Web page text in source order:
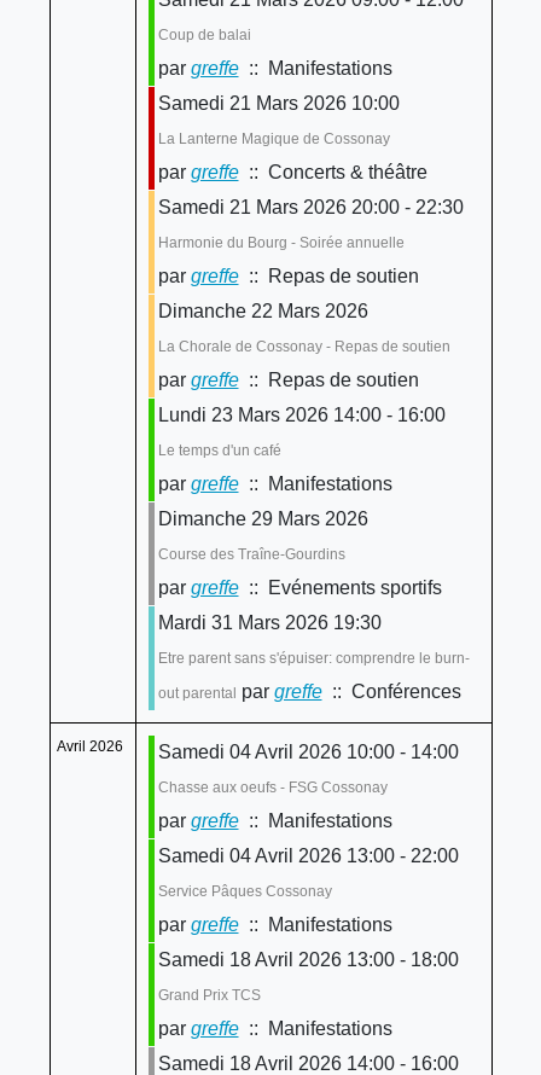
Coup de balai
par greffe:: Manifestations
Samedi 21 Mars 2026 10:00
La Lanterne Magique de Cossonay
par greffe:: Concerts & théâtre
Samedi 21 Mars 2026 20:00 - 22:30
Harmonie du Bourg - Soirée annuelle
par greffe:: Repas de soutien
Dimanche 22 Mars 2026
La Chorale de Cossonay - Repas de soutien
par greffe:: Repas de soutien
Lundi 23 Mars 2026 14:00 - 16:00
Le temps d'un café
par greffe:: Manifestations
Dimanche 29 Mars 2026
Course des Traîne-Gourdins
par greffe:: Evénements sportifs
Mardi 31 Mars 2026 19:30
Etre parent sans s'épuiser: comprendre le burn-
out parental par greffe:: Conférences
Avril 2026 Samedi 04 Avril 2026 10:00 - 14:00
Chasse aux oeufs - FSG Cossonay
par greffe:: Manifestations
Samedi 04 Avril 2026 13:00 - 22:00
Service Pâques Cossonay
par greffe:: Manifestations
Samedi 18 Avril 2026 13:00 - 18:00
Grand Prix TCS
par greffe:: Manifestations
Samedi 18 Avril 2026 14:00 - 16:00